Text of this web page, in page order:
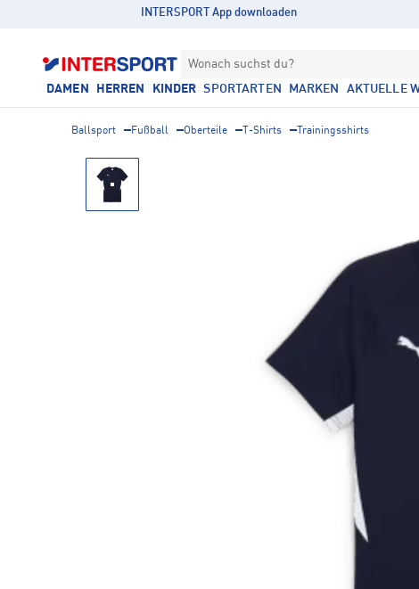
INTERSPORT App downloaden
Wonach suchst du?
DAMEN HERREN KINDER SPORTARTEN MARKEN AKTUELLE
Ballsport Fußball Oberteile T-Shirts Trainingsshirts